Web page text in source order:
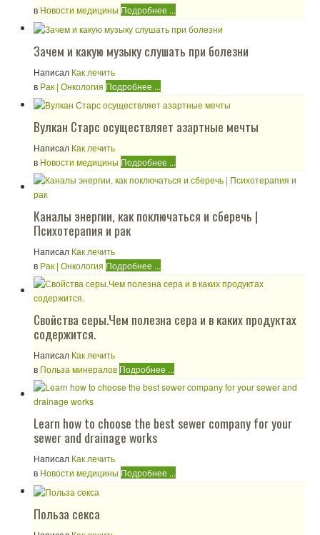
в Новости медицины Подробнее ...
Зачем и какую музыку слушать при болезни
Написал Как лечить
в Рак | Онкология Подробнее ...
Вулкан Старс осуществляет азартные мечты
Написал Как лечить
в Новости медицины Подробнее ...
Каналы энергии, как поключаться и сберечь |
Психотерапия и рак
Написал Как лечить
в Рак | Онкология Подробнее ...
Свойства серы.Чем полезна сера и в каких продуктах
содержится.
Написал Как лечить
в Польза минералов Подробнее ...
Learn how to choose the best sewer company for your
sewer and drainage works
Написал Как лечить
в Новости медицины Подробнее ...
Польза секса